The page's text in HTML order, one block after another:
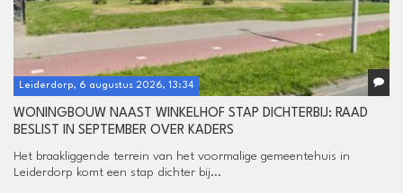
Leiderdorp, 6 augustus 2026, 13:34
WONINGBOUW NAAST WINKELHOF STAP DICHTERBIJ: RAAD
BESLIST IN SEPTEMBER OVER KADERS
Het braakliggende terrein van het voormalige gemeentehuis in
Leiderdorp komt een stap dichter bij...